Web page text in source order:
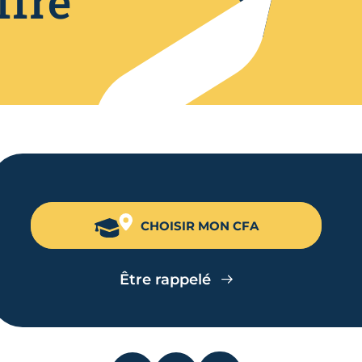
CHOISIR MON CFA
Être rappelé